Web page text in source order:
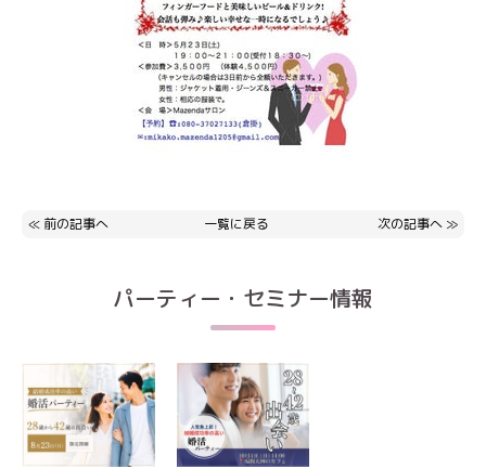
≪ 前の記事へ 一覧に戻る 次の記事へ ≫
パーティー・セミナー情報